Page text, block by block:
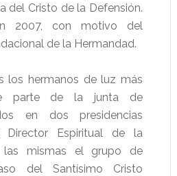
del Cristo de la Defensión.
2007, con motivo del
de la Hermandad.
los hermanos de luz más
parte de la junta de
en dos presidencias
Director Espiritual de la
las mismas el grupo de
del Santísimo Cristo